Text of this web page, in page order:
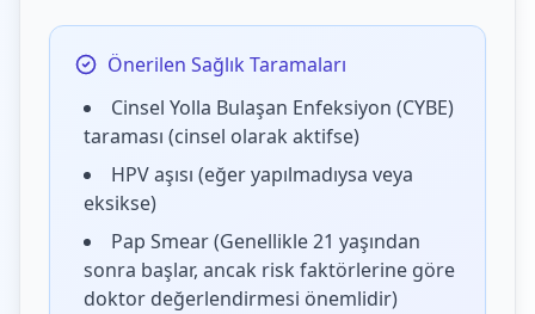
Önerilen Sağlık Taramaları
Cinsel Yolla Bulaşan Enfeksiyon (CYBE)
taraması (cinsel olarak aktifse)
HPV aşısı (eğer yapılmadıysa veya
eksikse)
Pap Smear (Genellikle 21 yaşından
sonra başlar, ancak risk faktörlerine göre
doktor değerlendirmesi önemlidir)